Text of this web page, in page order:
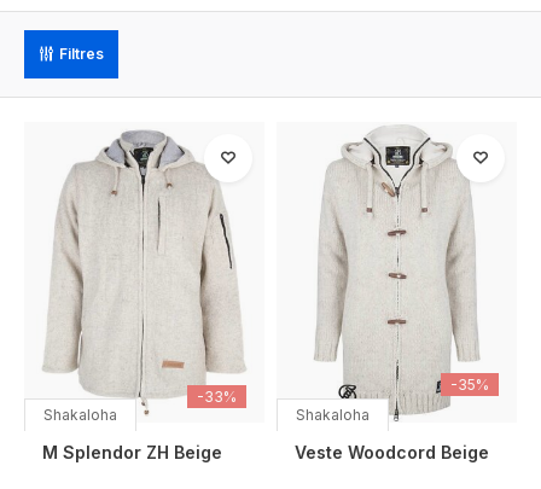
Filtres
-33%
Shakaloha
M Splendor ZH Beige
-35%
Shakaloha
Veste Woodcord Beige